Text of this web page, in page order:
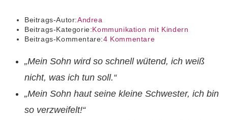
Beitrags-Autor:Andrea
Beitrags-Kategorie:Kommunikation mit Kindern
Beitrags-Kommentare:4 Kommentare
„Mein Sohn wird so schnell wütend, ich weiß
nicht, was ich tun soll.“
„Mein Sohn haut seine kleine Schwester, ich bin
so verzweifelt!“